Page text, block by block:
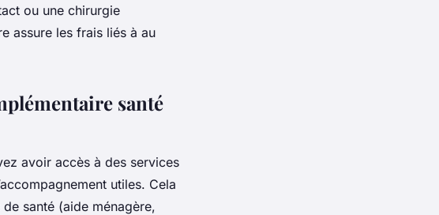
ou une chirurgie
assure les frais liés à au
santé
avoir accès à des services
utiles. Cela
santé (aide ménagère,